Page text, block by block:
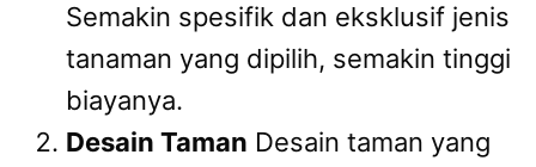
Semakin spesifik dan eksklusif jenis
tanaman yang dipilih, semakin tinggi
biayanya.
Desain Taman Desain taman yang